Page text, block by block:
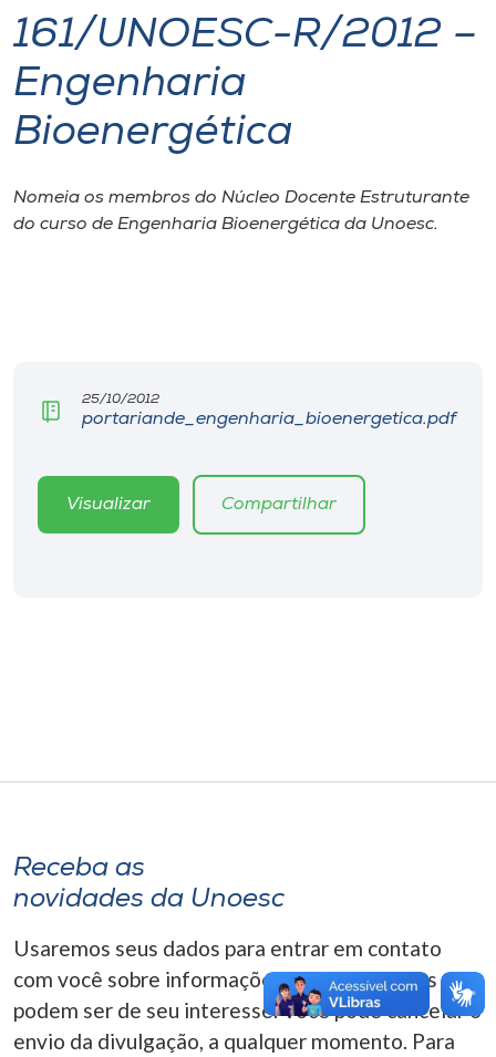
I.nova
Diplomados
Museu
161/UNOESC-R/2012 –
Engenharia
Bioenergética
Nomeia os membros do Núcleo Docente Estruturante
do curso de Engenharia Bioenergética da Unoesc.
25/10/2012
portariande_engenharia_bioenergetica.pdf
Visualizar Compartilhar
Receba as
novidades da Unoesc
Usaremos seus dados para entrar em contato
com você sobre informações correlacionadas que
podem ser de seu interesse. Você pode cancelar o
envio da divulgação, a qualquer momento. Para